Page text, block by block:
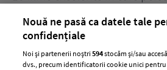
Nouă ne pasă ca datele tale
confidențiale
Noi și partenerii noștri594stocăm și/sau
dvs., precum identificatorii cookie unici